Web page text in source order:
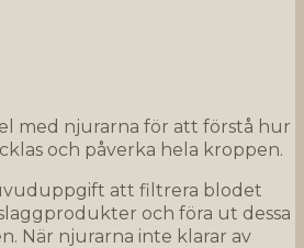
med njurarna för att förstå hur
och påverka hela kroppen.
att filtrera blodet
och föra ut dessa
När njurarna inte klarar av